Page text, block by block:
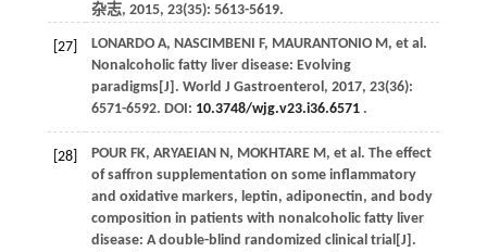
杂志, 2015, 23(35): 5613-5619.
[27] LONARDO A, NASCIMBENI F, MAURANTONIO M, et al.
Nonalcoholic fatty liver disease: Evolving
paradigms[J]. World J Gastroenterol , 2017, 23(36):
6571-6592. DOI: 10.3748/wjg.v23.i36.6571.
[28] POUR FK, ARYAEIAN N, MOKHTARE M, et al. The effect
of saffron supplementation on some inflammatory
and oxidative markers, leptin, adiponectin, and body
composition in patients with nonalcoholic fatty liver
disease: A double-blind randomized clinical trial[J].